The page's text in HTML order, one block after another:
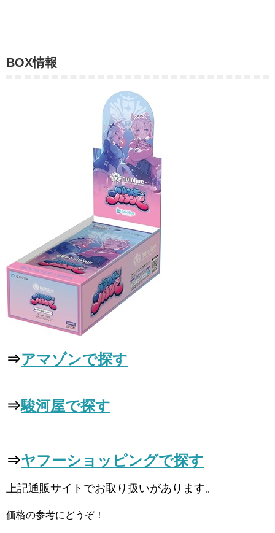
BOX情報
⇒アマゾンで探す
⇒駿河屋で探す
⇒ヤフーショッピングで探す
上記通販サイトでお取り扱いがあります。
価格の参考にどうぞ！